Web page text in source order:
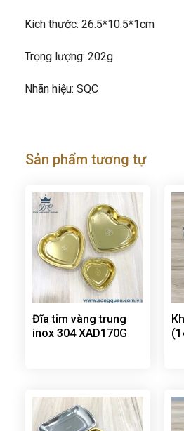
Kích thước: 26.5*10.5*1cm
Trọng lượng: 202g
Nhãn hiệu: SQC
Sản phẩm tương tự
Đĩa tim vàng trung
inox 304 XAD170G